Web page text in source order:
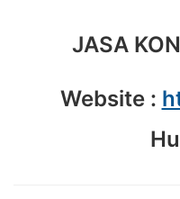
JASA
Website :